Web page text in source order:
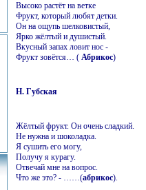
Высоко растёт на ветке
Фрукт, который любят детки.
Он на ощупь шелковистый,
Ярко жёлтый и душистый.
Вкусный запах ловит нос -
Фрукт зовётся… ( Абрикос)
Н. Губская
Жёлтый фрукт. Он очень сладкий.
Не нужна и шоколадка.
Я сушить его могу,
Получу я курагу.
Отвечай мне на вопрос.
Что же это? - ……(абрикос).